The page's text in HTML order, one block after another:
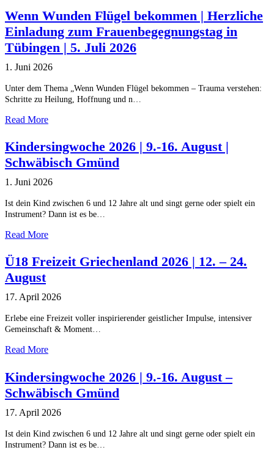
Wenn Wunden Flügel bekommen | Herzliche
Einladung zum Frauenbegegnungstag in
Tübingen | 5. Juli 2026
1. Juni 2026
Unter dem Thema „Wenn Wunden Flügel bekommen – Trauma verstehen:
Schritte zu Heilung, Hoffnung und n…
Read More
Kindersingwoche 2026 | 9.-16. August |
Schwäbisch Gmünd
1. Juni 2026
Ist dein Kind zwischen 6 und 12 Jahre alt und singt gerne oder spielt ein
Instrument? Dann ist es be…
Read More
Ü18 Freizeit Griechenland 2026 | 12. – 24.
August
17. April 2026
Erlebe eine Freizeit voller inspirierender geistlicher Impulse, intensiver
Gemeinschaft & Moment…
Read More
Kindersingwoche 2026 | 9.-16. August –
Schwäbisch Gmünd
17. April 2026
Ist dein Kind zwischen 6 und 12 Jahre alt und singt gerne oder spielt ein
Instrument? Dann ist es be…